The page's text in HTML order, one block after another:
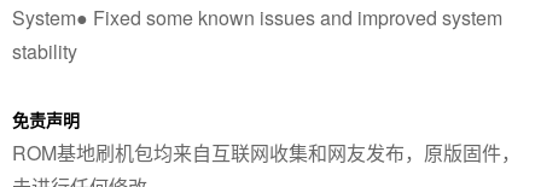
System● Fixed some known issues and improved system
stability
免责声明
ROM基地刷机包均来自互联网收集和网友发布，原版固件，